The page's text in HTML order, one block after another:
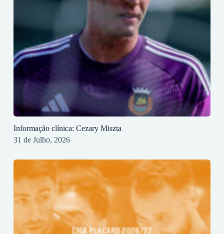
Informação clínica: Cezary Miszta
31 de Julho, 2026